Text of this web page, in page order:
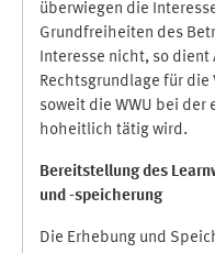
überwiegen die
Grundfreiheiten des
Interesse nicht, so dient
Rechtsgrundlage für
soweit die WWU bei
hoheitlich tätig wird.
Bereitstellung des
und -speicherung
Die Erhebung und